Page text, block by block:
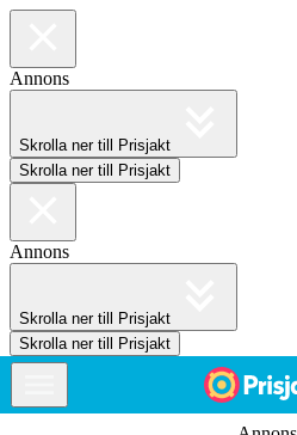
Annons
Skrolla ner till Prisjakt
Skrolla ner till Prisjakt
Annons
Skrolla ner till Prisjakt
Skrolla ner till Prisjakt